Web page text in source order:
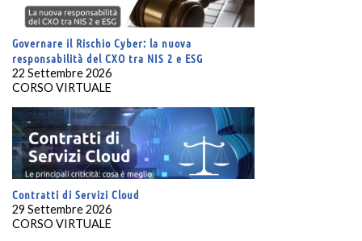
Governare il Rischio Cyber: la nuova
responsabilità del CXO tra NIS 2 e ESG
22 Settembre 2026
CORSO VIRTUALE
Contratti di Servizi Cloud
29 Settembre 2026
CORSO VIRTUALE